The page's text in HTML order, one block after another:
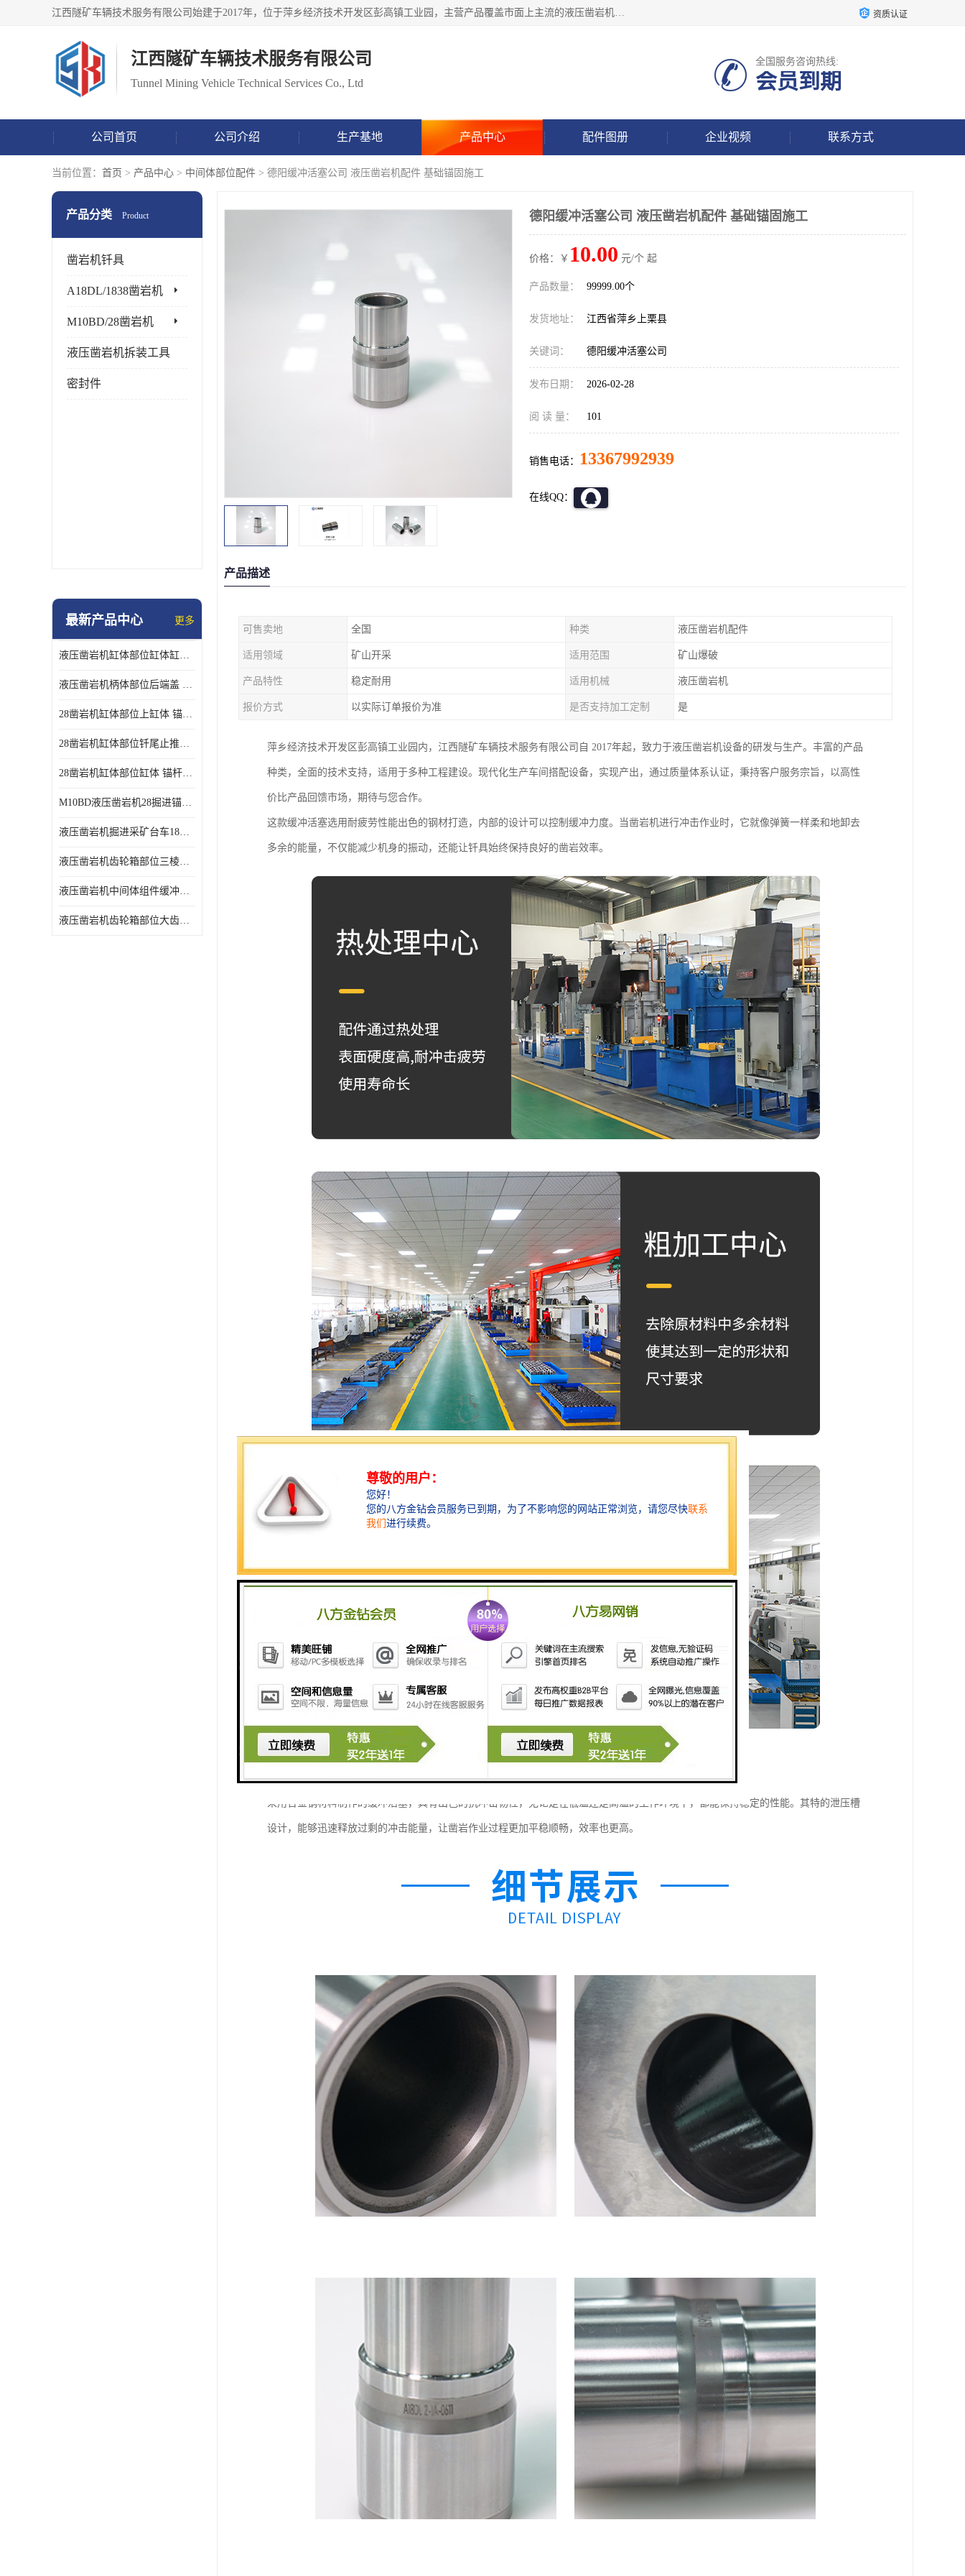
江西隧矿车辆技术服务有限公司始建于2017年，位于萍乡经济技术开发区彭高镇工业园，主营产品覆盖市面上主流的液压凿岩机设备，包括液压凿岩机配件，凿岩机钎具，凿岩机钎杆、钎尾、钎头、钻头涵盖凿岩钎具、矿用钎具等类型产品，具备研发和生产制造液压凿岩设备的先进技术，产品广泛应用于矿山开采、隧道挖掘、水利水电、地下工程建设等项目，立志成为行业内缺屈指可数的高端钎具制造工厂。 资质认证
江西隧矿车辆技术服务有限公司
Tunnel Mining Vehicle Technical Services Co., Ltd
全国服务咨询热线:
会员到期
公司首页 公司介绍 生产基地 产品中心 配件图册 企业视频 联系方式
当前位置： 首页 > 产品中心 > 中间体部位配件 > 德阳缓冲活塞公司 液压凿岩机配件 基础锚固施工
产品分类 Product
凿岩机钎具
A18DL/1838凿岩机
M10BD/28凿岩机
液压凿岩机拆装工具
密封件
最新产品中心 更多
液压凿岩机缸体部位缸体缸壳 凿岩台车18kw功率凿岩机易磨损耗件
液压凿岩机柄体部位后端盖 地下采矿台车18kw凿岩机易耗损件
28凿岩机缸体部位上缸体 锚杆凿岩台车10KW液压凿岩机零配件
28凿岩机缸体部位钎尾止推套 锚杆钻车10KW液压凿岩机零配件
28凿岩机缸体部位缸体 锚杆掘进钻车10KW液压凿岩机零配件
M10BD液压凿岩机28掘进锚杆台车10KW液压凿岩机
液压凿岩机掘进采矿台车18KW液压凿岩机
液压凿岩机齿轮箱部位三棱套 掘进凿岩台车18KW液压凿岩机配件
液压凿岩机中间体组件缓冲活塞 地下采矿台车18kw凿岩机活塞配件
液压凿岩机齿轮箱部位大齿轮 掘进采矿台车18KW液压凿岩机零配件
德阳缓冲活塞公司 液压凿岩机配件 基础锚固施工
价格：￥ 10.00 元/个 起
产品数量： 99999.00个
发货地址： 江西省萍乡上栗县
关键词： 德阳缓冲活塞公司
发布日期： 2026-02-28
阅 读 量： 101
销售电话： 13367992939
在线QQ：
产品描述
可售卖地 全国 种类 液压凿岩机配件
适用领域 矿山开采 适用范围 矿山爆破
产品特性 稳定耐用 适用机械 液压凿岩机
报价方式 以实际订单报价为准 是否支持加工定制 是
萍乡经济技术开发区彭高镇工业园内，江西隧矿车辆技术服务有限公司自 2017年起，致力于液压凿岩机设备的研发与生产。丰富的产品
种类，全面的技术支持，适用于多种工程建设。现代化生产车间搭配设备，实现产出，通过质量体系认证，秉持客户服务宗旨，以高性
价比产品回馈市场，期待与您合作。
这款缓冲活塞选用耐疲劳性能出色的钢材打造，内部的设计可以控制缓冲力度。当凿岩机进行冲击作业时，它就像弹簧一样柔和地卸去
多余的能量，不仅能减少机身的振动，还能让钎具始终保持良好的凿岩效率。
采用合金钢材料制作的缓冲活塞，具有出色的抗冲击韧性，无论是在低温还是高温的工作环境下，都能保持稳定的性能。其特的泄压槽
设计，能够迅速释放过剩的冲击能量，让凿岩作业过程更加平稳顺畅，效率也更高。